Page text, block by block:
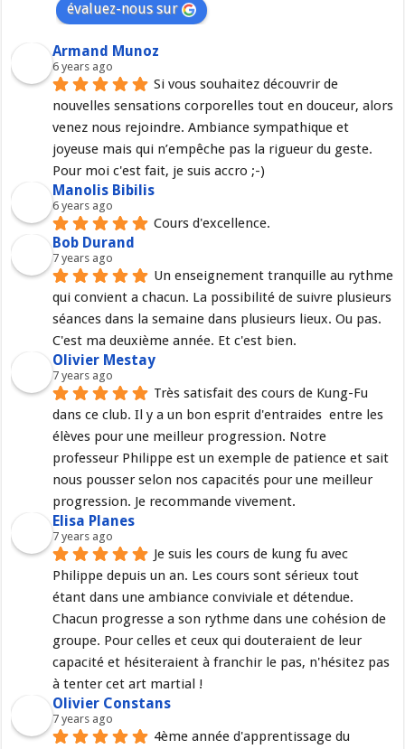
évaluez-nous sur
Armand Munoz
6 years ago
Si vous souhaitez découvrir de
nouvelles sensations corporelles tout en douceur, alors
venez nous rejoindre. Ambiance sympathique et
joyeuse mais qui n’empêche pas la rigueur du geste.
Pour moi c'est fait, je suis accro ;-)
Manolis Bibilis
6 years ago
Cours d'excellence.
Bob Durand
7 years ago
Un enseignement tranquille au rythme
qui convient a chacun. La possibilité de suivre plusieurs
séances dans la semaine dans plusieurs lieux. Ou pas.
C'est ma deuxième année. Et c'est bien.
Olivier Mestay
7 years ago
Très satisfait des cours de Kung-Fu
dans ce club. Il y a un bon esprit d'entraides  entre les
élèves pour une meilleur progression. Notre
professeur Philippe est un exemple de patience et sait
nous pousser selon nos capacités pour une meilleur
progression. Je recommande vivement.
Elisa Planes
7 years ago
Je suis les cours de kung fu avec
Philippe depuis un an. Les cours sont sérieux tout
étant dans une ambiance conviviale et détendue.
Chacun progresse a son rythme dans une cohésion de
groupe. Pour celles et ceux qui douteraient de leur
capacité et hésiteraient à franchir le pas, n'hésitez pas
à tenter cet art martial !
Olivier Constans
7 years ago
4ème année d'apprentissage du